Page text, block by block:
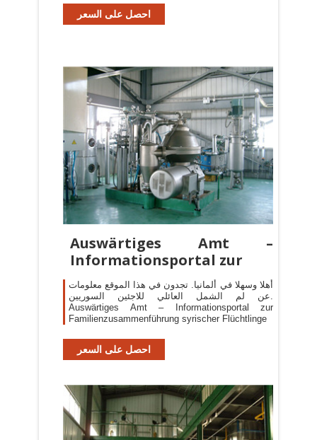
Multidisciplinary platform and Landfill (waste
treatment center) to chemical and petrochemical
احصل على السعر
Auswärtiges Amt –
Informationsportal zur
أهلا وسهلا في ألمانيا. تجدون في هذا الموقع معلومات
عن لم الشمل العائلي للاجئين السوريين.
Auswärtiges Amt – Informationsportal zur
Familienzusammenführung syrischer Flüchtlinge
احصل على السعر